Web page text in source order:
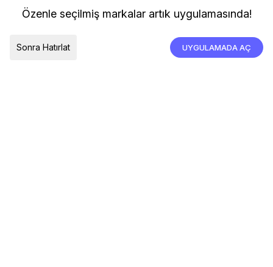
Kargo ve Teslimat
kullanıyoruz.
Özenle seçilmiş markalar artık uygulamasında!
Sonra Hatırlat UYGULAMADA AÇ